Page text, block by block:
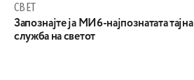
СВЕТ
Запознајте ја МИ6-најпознатата тајна
служба на светот